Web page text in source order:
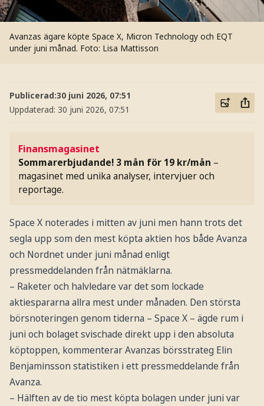
Avanzas ägare köpte Space X, Micron Technology och EQT
under juni månad. Foto: Lisa Mattisson
Publicerad:30 juni 2026, 07:51
Uppdaterad: 30 juni 2026, 07:51
Finansmagasinet
Sommarerbjudande! 3 mån för 19 kr/mån –
magasinet med unika analyser, intervjuer och
reportage.
Space X noterades i mitten av juni men hann trots det
segla upp som den mest köpta aktien hos både Avanza
och Nordnet under juni månad enligt
pressmeddelanden från nätmäklarna.
– Raketer och halvledare var det som lockade
aktiespararna allra mest under månaden. Den största
börsnoteringen genom tiderna – Space X – ägde rum i
juni och bolaget svischade direkt upp i den absoluta
köptoppen, kommenterar Avanzas börsstrateg Elin
Benjaminsson statistiken i ett pressmeddelande från
Avanza.
– Hälften av de tio mest köpta bolagen under juni var